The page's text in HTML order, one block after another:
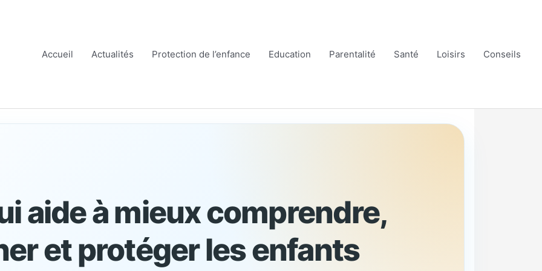
Accueil
Actualités Protection de l’enfance Education Parentalité Santé Loisirs Conseils
aide à mieux comprendre,
et protéger les enfants